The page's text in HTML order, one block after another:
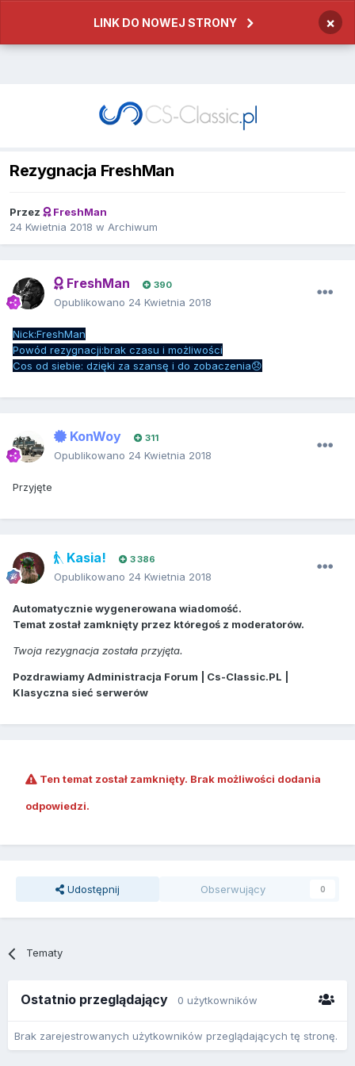
LINK DO NOWEJ STRONY ×
Rezygnacja FreshMan
Przez
FreshMan
24 Kwietnia 2018 w Archiwum
FreshMan 390
Opublikowano 24 Kwietnia 2018
Nick:FreshMan
Powód rezygnacji:brak czasu i możliwości
Cos od siebie: dzięki za szansę i do zobaczenia😞
KonWoy 311
Opublikowano 24 Kwietnia 2018
Przyjęte
Kasia! 3 386
Opublikowano 24 Kwietnia 2018
Automatycznie wygenerowana wiadomość.
Temat został zamknięty przez któregoś z moderatorów.
Twoja rezygnacja została przyjęta.
Pozdrawiamy Administracja Forum | Cs-Classic.PL |
Klasyczna sieć serwerów
Ten temat został zamknięty. Brak możliwości dodania
odpowiedzi.
Udostępnij Obserwujący 0
Tematy
Ostatnio przeglądający 0 użytkowników
Brak zarejestrowanych użytkowników przeglądających tę stronę.